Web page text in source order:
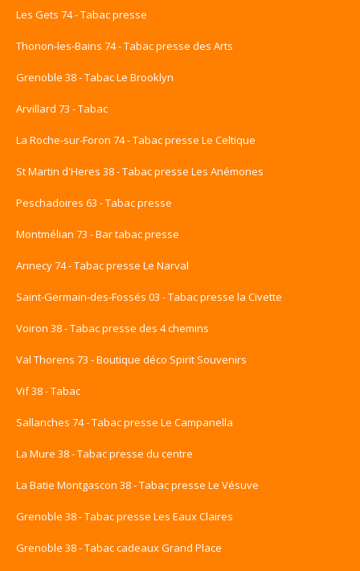
Les Gets 74 - Tabac presse
Thonon-les-Bains 74 - Tabac presse des Arts
Grenoble 38 - Tabac Le Brooklyn
Arvillard 73 - Tabac
La Roche-sur-Foron 74 - Tabac presse Le Celtique
St Martin d'Heres 38 - Tabac presse Les Anémones
Peschadoires 63 - Tabac presse
Montmélian 73 - Bar tabac presse
Annecy 74 - Tabac presse Le Narval
Saint-Germain-des-Fossés 03 - Tabac presse la Civette
Voiron 38 - Tabac presse des 4 chemins
Val Thorens 73 - Boutique déco Spirit Souvenirs
Vif 38 - Tabac
Sallanches 74 - Tabac presse Le Campanella
La Mure 38 - Tabac presse du centre
La Batie Montgascon 38 - Tabac presse Le Vésuve
Grenoble 38 - Tabac presse Les Eaux Claires
Grenoble 38 - Tabac cadeaux Grand Place